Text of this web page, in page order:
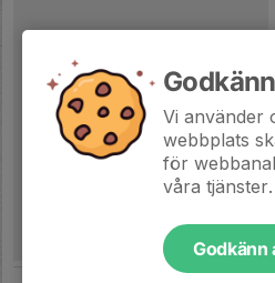
Vi använder
webbplats
för
våra tjänster.
Godkänn